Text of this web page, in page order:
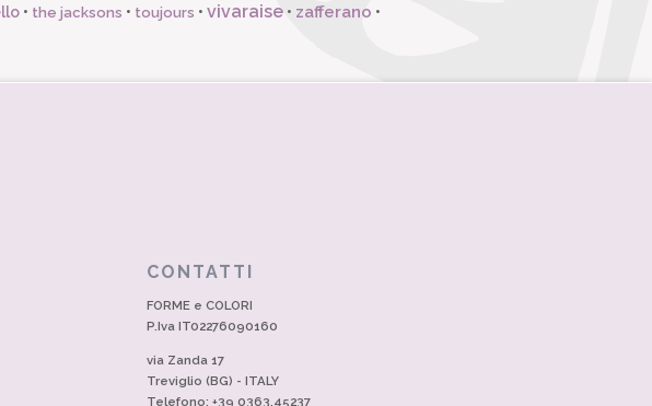
• the jacksons • toujours • vivaraise • zafferano •
CONTATTI
FORME e COLORI
P.Iva IT02276090160
via Zanda 17
Treviglio (BG) - ITALY
Telefono: +39 0363.45237